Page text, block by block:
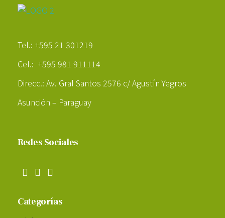
Tel.: +595 21 301219
Cel.: +595 981 911114
Direcc.: Av. Gral Santos 2576 c/ Agustín Yegros
Asunción – Paraguay
Redes Sociales
Categorías